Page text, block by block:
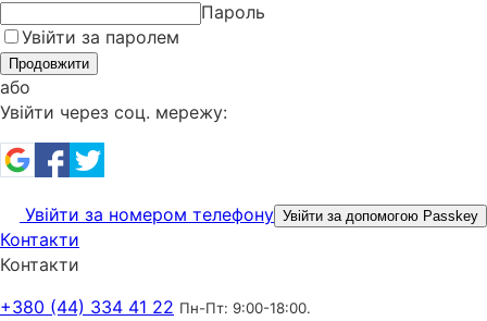
Пароль
Увійти за паролем
Продовжити
або
Увійти через соц. мережу:
Увійти за номером телефону Увійти за допомогою Passkey
Контакти
Контакти
+380 (44) 334 41 22 Пн-Пт: 9:00-18:00.